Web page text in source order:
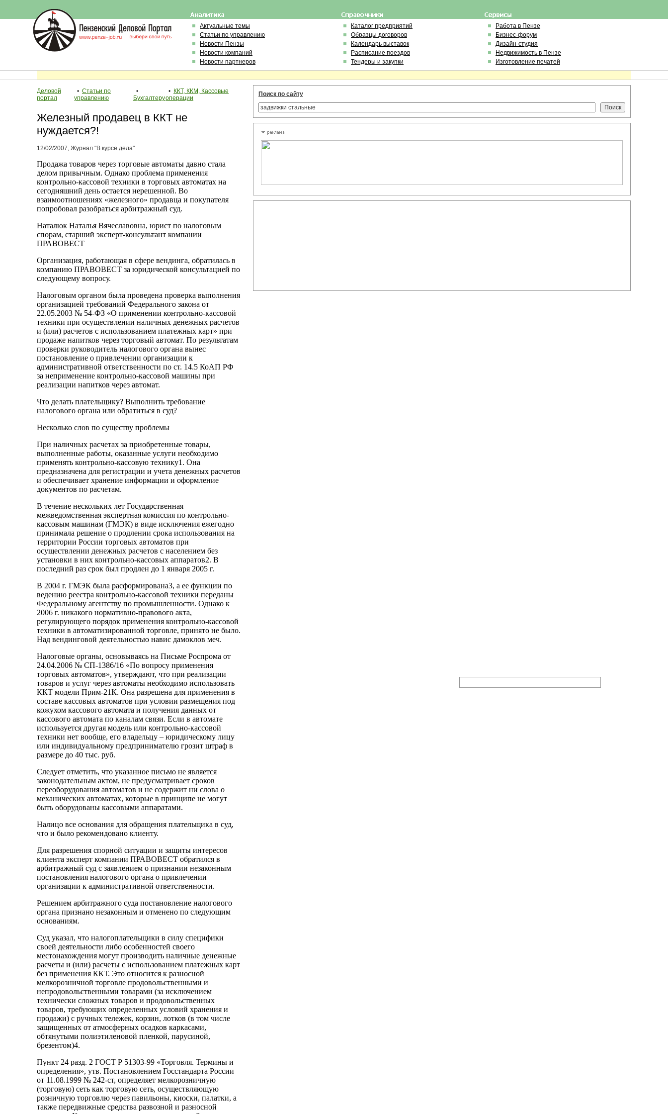
Актуальные темы
Статьи по управлению
Новости Пензы
Новости компаний
Новости партнеров
Каталог предприятий
Образцы договоров
Календарь выставок
Расписание поездов
Тендеры и закупки
Работа в Пензе
Бизнес-форум
Дизайн-студия
Недвижимость в Пензе
Изготовление печатей
Деловой
портал
• Статьи по
управлению
•
Бухгалтеру
• ККТ, ККМ, Кассовые
операции
Железный продавец в ККТ не
нуждается?!
12/02/2007, Журнал "В курсе дела"
Продажа товаров через торговые автоматы давно стала
делом привычным. Однако проблема применения
контрольно-кассовой техники в торговых автоматах на
сегодняшний день остается нерешенной. Во
взаимоотношениях «железного» продавца и покупателя
попробовал разобраться арбитражный суд.
Наталюк Наталья Вячеславовна, юрист по налоговым
спорам, старший эксперт-консультант компании
ПРАВОВЕСТ
Организация, работающая в сфере вендинга, обратилась в
компанию ПРАВОВЕСТ за юридической консультацией по
следующему вопросу.
Налоговым органом была проведена проверка выполнения
организацией требований Федерального закона от
22.05.2003 № 54-ФЗ «О применении контрольно-кассовой
техники при осуществлении наличных денежных расчетов
и (или) расчетов с использованием платежных карт» при
продаже напитков через торговый автомат. По результатам
проверки руководитель налогового органа вынес
постановление о привлечении организации к
административной ответственности по ст. 14.5 КоАП РФ
за неприменение контрольно-кассовой машины при
реализации напитков через автомат.
Что делать плательщику? Выполнить требование
налогового органа или обратиться в суд?
Несколько слов по существу проблемы
При наличных расчетах за приобретенные товары,
выполненные работы, оказанные услуги необходимо
применять контрольно-кассовую технику1. Она
предназначена для регистрации и учета денежных расчетов
и обеспечивает хранение информации и оформление
документов по расчетам.
В течение нескольких лет Государственная
межведомственная экспертная комиссия по контрольно-
кассовым машинам (ГМЭК) в виде исключения ежегодно
принимала решение о продлении срока использования на
территории России торговых автоматов при
осуществлении денежных расчетов с населением без
установки в них контрольно-кассовых аппаратов2. В
последний раз срок был продлен до 1 января 2005 г.
В 2004 г. ГМЭК была расформирована3, а ее функции по
ведению реестра контрольно-кассовой техники переданы
Федеральному агентству по промышленности. Однако к
2006 г. никакого нормативно-правового акта,
регулирующего порядок применения контрольно-кассовой
техники в автоматизированной торговле, принято не было.
Над вендинговой деятельностью навис дамоклов меч.
Налоговые органы, основываясь на Письме Роспрома от
24.04.2006 № СП-1386/16 «По вопросу применения
торговых автоматов», утверждают, что при реализации
товаров и услуг через автоматы необходимо использовать
ККТ модели Прим-21К. Она разрешена для применения в
составе кассовых автоматов при условии размещения под
кожухом кассового автомата и получения данных от
кассового автомата по каналам связи. Если в автомате
используется другая модель или контрольно-кассовой
техники нет вообще, его владельцу – юридическому лицу
или индивидуальному предпринимателю грозит штраф в
размере до 40 тыс. руб.
Следует отметить, что указанное письмо не является
законодательным актом, не предусматривает сроков
переоборудования автоматов и не содержит ни слова о
механических автоматах, которые в принципе не могут
быть оборудованы кассовыми аппаратами.
Налицо все основания для обращения плательщика в суд,
что и было рекомендовано клиенту.
Для разрешения спорной ситуации и защиты интересов
клиента эксперт компании ПРАВОВЕСТ обратился в
арбитражный суд с заявлением о признании незаконным
постановления налогового органа о привлечении
организации к административной ответственности.
Решением арбитражного суда постановление налогового
органа признано незаконным и отменено по следующим
основаниям.
Суд указал, что налогоплательщики в силу специфики
своей деятельности либо особенностей своего
местонахождения могут производить наличные денежные
расчеты и (или) расчеты с использованием платежных карт
без применения ККТ. Это относится к разносной
мелкорозничной торговле продовольственными и
непродовольственными товарами (за исключением
технически сложных товаров и продовольственных
товаров, требующих определенных условий хранения и
продажи) с ручных тележек, корзин, лотков (в том числе
защищенных от атмосферных осадков каркасами,
обтянутыми полиэтиленовой пленкой, парусиной,
брезентом)4.
Пункт 24 разд. 2 ГОСТ Р 51303-99 «Торговля. Термины и
определения», утв. Постановлением Госстандарта России
от 11.08.1999 № 242-ст, определяет мелкорозничную
(торговую) сеть как торговую сеть, осуществляющую
розничную торговлю через павильоны, киоски, палатки, а
также передвижные средства развозной и разносной
Поиск по сайту